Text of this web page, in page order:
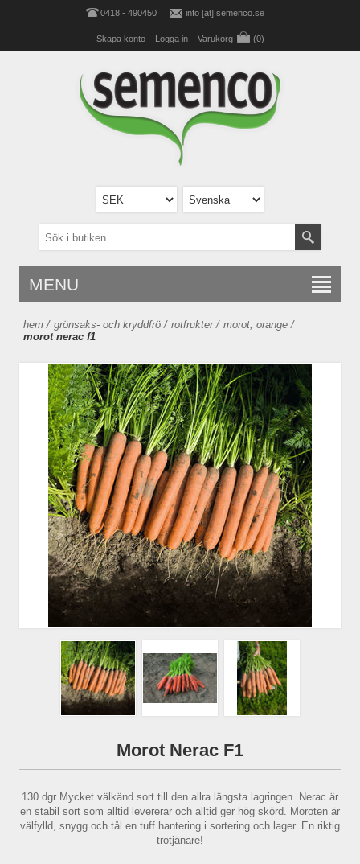
0418 - 490450 info [at] semenco.se
Skapa konto Logga in Varukorg (0)
MENU
hem / grönsaks- och kryddfrö / rotfrukter / morot, orange /
morot nerac f1
Morot Nerac F1
130 dgr Mycket välkänd sort till den allra längsta lagringen. Nerac är
en stabil sort som alltid levererar och alltid ger hög skörd. Moroten är
välfylld, snygg och tål en tuff hantering i sortering och lager. En riktig
trotjänare!